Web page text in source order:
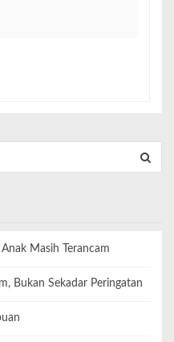
Masih Terancam
Bukan Sekadar Peringatan